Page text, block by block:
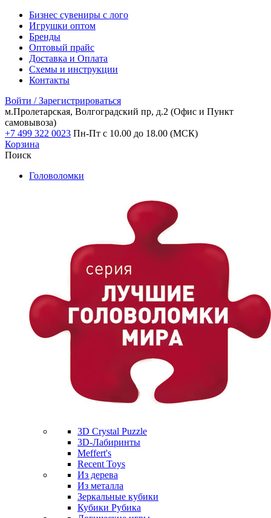
Бизнес сувениры с лого
Игрушки оптом
Бренды
Оптовый прайс
Доставка и Оплата
Схемы и инструкции
Контакты
Войти / Зарегистрироваться
м.Пролетарская, Волгоградский пр, д.2 (Офис и Пункт
самовывоза)
+7 499 322 0023 Пн-Пт с 10.00 до 18.00 (МСК)
Корзина
Поиск
Головоломки
3D Crystal Puzzle
3D-Лабиринты
Meffert's
Recent Toys
Из дерева
Из металла
Зеркальные кубики
Кубики Рубика